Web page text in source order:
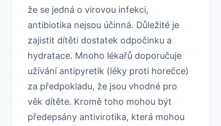
že se jedná o virovou infekci,
antibiotika nejsou účinná. Důležité je
zajistit dítěti dostatek odpočinku a
hydratace. Mnoho lékařů doporučuje
užívání antipyretik (léky proti horečce)
za předpokladu, že jsou vhodné pro
věk dítěte. Kromě toho mohou být
předepsány antivirotika, která mohou